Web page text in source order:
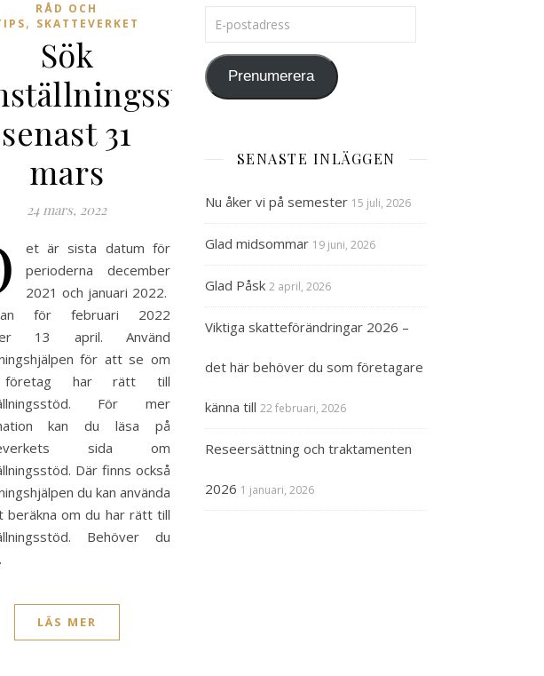
RÅD OCH
, SKATTEVERKET
Sök
senast 31
mars
24 mars, 2022
et är sista datum för
perioderna december
2021 och januari 2022.
för februari 2022
13 april. Använd
för att se om
har rätt till
För mer
kan du läsa på
sida om
Där finns också
du kan använda
beräkna om du har rätt till
Behöver du
LÄS MER
E-postadress
Prenumerera
SENASTE INLÄGGEN
Nu åker vi på semester 15 juli, 2026
Glad midsommar 19 juni, 2026
Glad Påsk 2 april, 2026
Viktiga skatteförändringar 2026 –
det här behöver du som företagare
känna till 22 februari, 2026
Reseersättning och traktamenten
2026 1 januari, 2026